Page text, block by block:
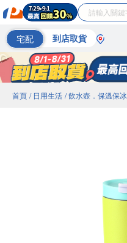
宅配 到店取貨
首頁 / 日用生活 / 飲水壺．保溫保冰